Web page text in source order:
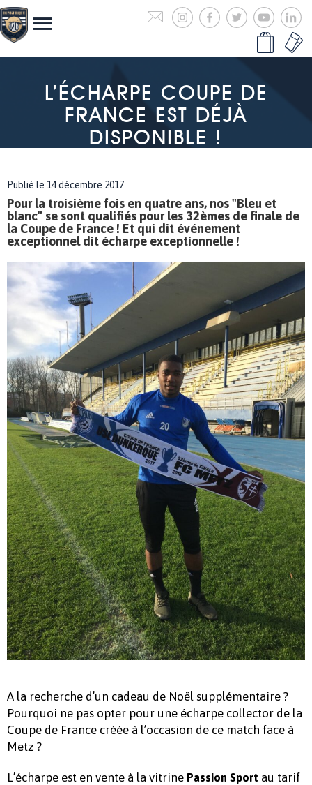
L’ÉCHARPE COUPE DE
FRANCE EST DÉJÀ
DISPONIBLE !
Publié le 14 décembre 2017
Pour la troisième fois en quatre ans, nos "Bleu et
blanc" se sont qualifiés pour les 32èmes de finale de
la Coupe de France ! Et qui dit événement
exceptionnel dit écharpe exceptionnelle !
A la recherche d’un cadeau de Noël supplémentaire ?
Pourquoi ne pas opter pour une écharpe collector de la
Coupe de France créée à l’occasion de ce match face à
Metz ?
L’écharpe est en vente à la vitrine Passion Sport au tarif